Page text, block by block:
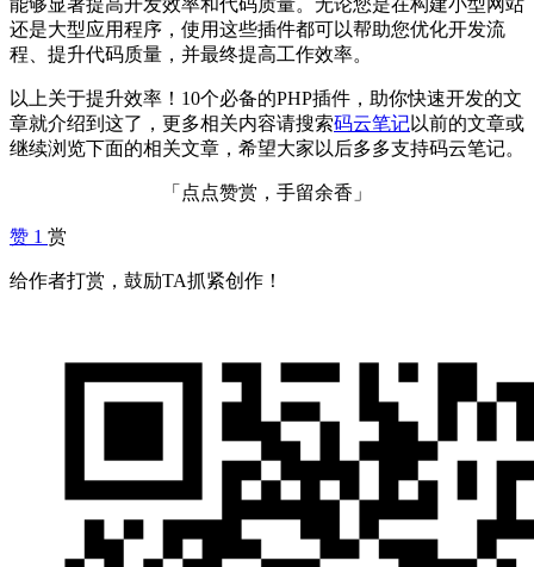
能够显著提高开发效率和代码质量。无论您是在构建小型网站
还是大型应用程序，使用这些插件都可以帮助您优化开发流
程、提升代码质量，并最终提高工作效率。
以上关于提升效率！10个必备的PHP插件，助你快速开发的文
章就介绍到这了，更多相关内容请搜索码云笔记以前的文章或
继续浏览下面的相关文章，希望大家以后多多支持码云笔记。
「点点赞赏，手留余香」
赞 1 赏
给作者打赏，鼓励TA抓紧创作！